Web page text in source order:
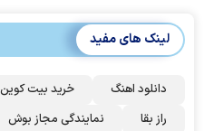
لینک های مفید
دانلود اهنگ خرید بیت کوین
راز بقا
نمایندگی مجاز بوش